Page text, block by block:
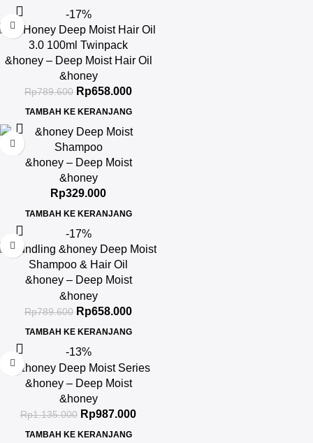
-17%
&honey – Deep Moist Hair Oil
3.0 100ml Twinpack
&honey
Rp789.600 Rp658.000
TAMBAH KE KERANJANG
&honey – Deep Moist
Shampoo 1.0 440ml
&honey
Rp329.000
TAMBAH KE KERANJANG
-17%
&honey – Deep Moist
Shampoo 1.0 440ml & Deep
Moist Hair Oil 3.0 100ml
&honey
Rp789.600 Rp658.000
TAMBAH KE KERANJANG
-13%
&honey – Deep Moist
Shampoo 1.0 440ml & Deep
Moist Treatment 2.0 445Gr &
Deep Moist Hair Oil 3.0 100ml
&honey
Rp1.135.000 Rp987.000
TAMBAH KE KERANJANG